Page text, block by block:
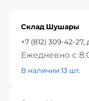
Склад Шушары
+7 (812) 309-42-27,
Ежедневно с
В наличии 13 шт.